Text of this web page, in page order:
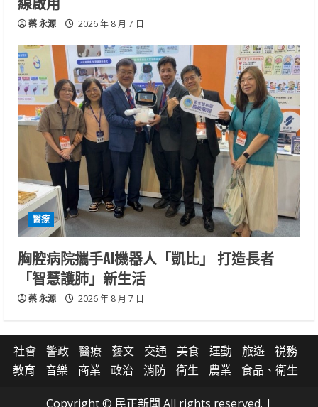
蔡 永源 2026 年 8 月 7 日
醫療
胸腔病院攜手AI機器人「凱比」 打造長者
「智慧護肺」新生活
蔡 永源 2026 年 8 月 7 日
社會 警政 醫療 藝文 交通 美食 運動 旅遊
祱務
教育
音樂 商業 政治 消防 衛生 農業 食品、衛生
Copyright © 民正新聞 All rights reserved. |